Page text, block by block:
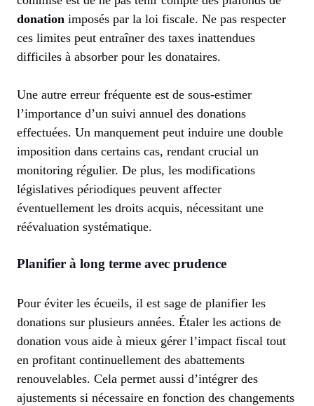
donation imposés par la loi fiscale. Ne pas respecter
ces limites peut entraîner des taxes inattendues
difficiles à absorber pour les donataires.
Une autre erreur fréquente est de sous-estimer
l’importance d’un suivi annuel des donations
effectuées. Un manquement peut induire une double
imposition dans certains cas, rendant crucial un
monitoring régulier. De plus, les modifications
législatives périodiques peuvent affecter
éventuellement les droits acquis, nécessitant une
réévaluation systématique.
Planifier à long terme avec prudence
Pour éviter les écueils, il est sage de planifier les
donations sur plusieurs années. Étaler les actions de
donation vous aide à mieux gérer l’impact fiscal tout
en profitant continuellement des abattements
renouvelables. Cela permet aussi d’intégrer des
ajustements si nécessaire en fonction des changements